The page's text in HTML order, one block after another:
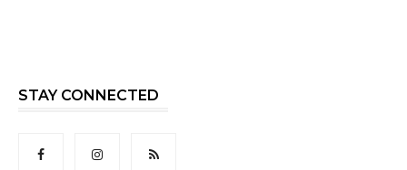
STAY CONNECTED